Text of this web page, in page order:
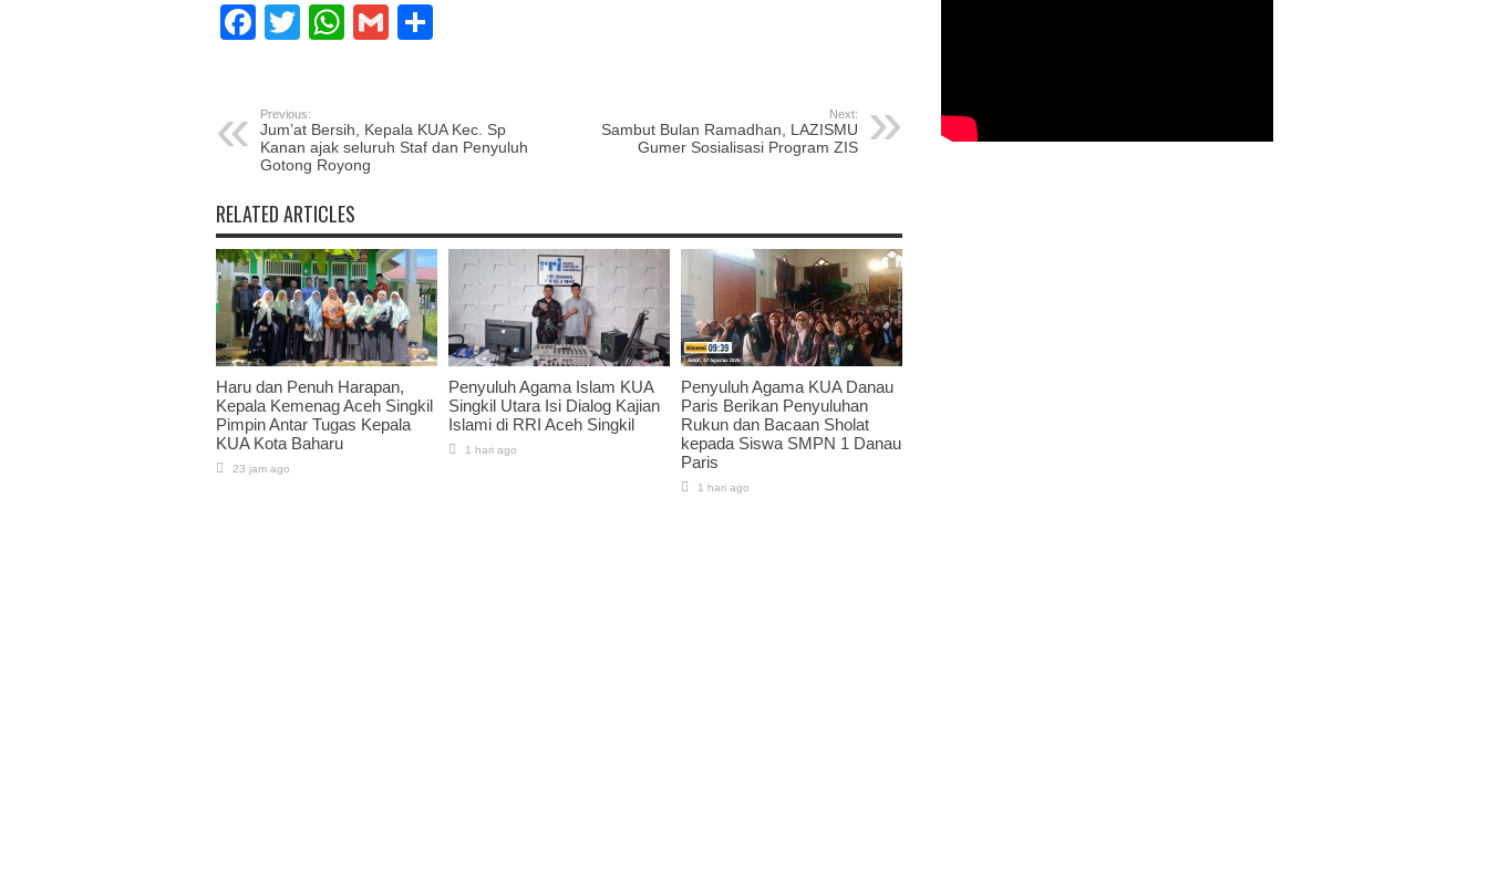
Facebook
Twitter
WhatsApp
GmailShare
Previous:
Jum’at Bersih, Kepala KUA Kec. Sp
Kanan ajak seluruh Staf dan Penyuluh
Gotong Royong
Next:
Sambut Bulan Ramadhan, LAZISMU
Gumer Sosialisasi Program ZIS
RELATED ARTICLES
Haru dan Penuh Harapan,
Kepala Kemenag Aceh Singkil
Pimpin Antar Tugas Kepala
KUA Kota Baharu
23 jam ago
Penyuluh Agama Islam KUA
Singkil Utara Isi Dialog Kajian
Islami di RRI Aceh Singkil
1 hari ago
Penyuluh Agama KUA Danau
Paris Berikan Penyuluhan
Rukun dan Bacaan Sholat
kepada Siswa SMPN 1 Danau
Paris
1 hari ago